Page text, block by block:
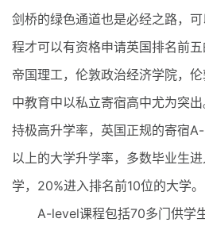
留学生活
剑桥的绿色通道也是必经之路，
程才可以有资格申请英国排名前五
帝国理工，伦敦政治经济学院，
中教育中以私立寄宿高中尤为突
持极高升学率，英国正规的寄宿
以上的大学升学率，多数毕业生
学，20%进入排名前10位的大学。
A-level课程包括70多门供学生